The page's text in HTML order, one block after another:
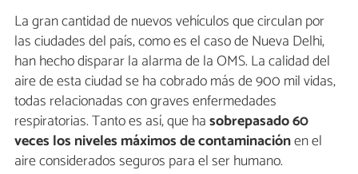
La gran cantidad de nuevos vehículos que circulan por
las ciudades del país, como es el caso de Nueva Delhi,
han hecho disparar la alarma de la OMS. La calidad del
aire de esta ciudad se ha cobrado más de 900 mil vidas,
todas relacionadas con graves enfermedades
respiratorias. Tanto es así, que hasobrepasado 60
veces los niveles máximos de contaminaciónen el
aire considerados seguros para el ser humano.